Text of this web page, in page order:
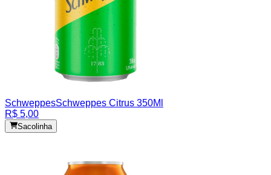
SchweppesSchweppes Citrus 350Ml
R$ 5,00
Sacolinha